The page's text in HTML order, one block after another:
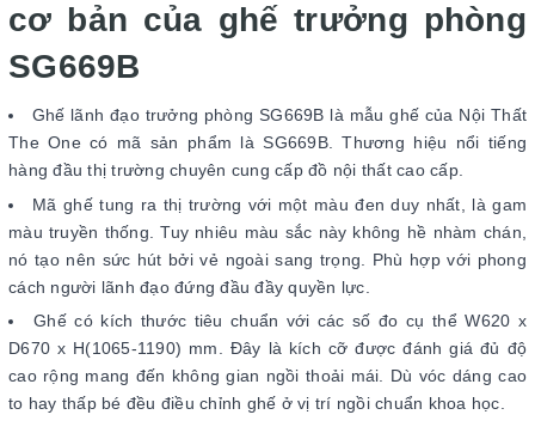
cơ bản của ghế trưởng phòng
SG669B
Ghế lãnh đạo trưởng phòng SG669B là mẫu ghế của Nội Thất
The One có mã sản phẩm là SG669B. Thương hiệu nổi tiếng
hàng đầu thị trường chuyên cung cấp đồ nội thất cao cấp.
Mã ghế tung ra thị trường với một màu đen duy nhất, là gam
màu truyền thống. Tuy nhiêu màu sắc này không hề nhàm chán,
nó tạo nên sức hút bởi vẻ ngoài sang trọng. Phù hợp với phong
cách người lãnh đạo đứng đầu đầy quyền lực.
Ghế có kích thước tiêu chuẩn với các số đo cụ thể W620 x
D670 x H(1065-1190) mm. Đây là kích cỡ được đánh giá đủ độ
cao rộng mang đến không gian ngồi thoải mái. Dù vóc dáng cao
to hay thấp bé đều điều chỉnh ghế ở vị trí ngồi chuẩn khoa học.